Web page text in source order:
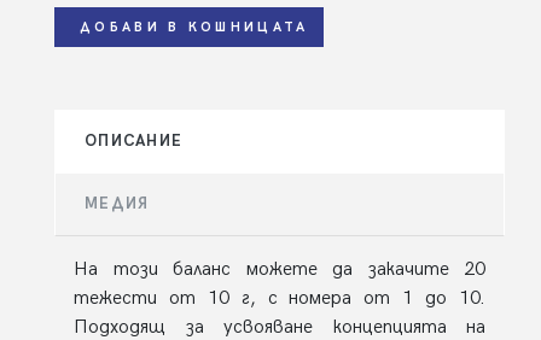
ДОБАВИ В КОШНИЦАТА
ОПИСАНИЕ
МЕДИЯ
На този баланс можете да закачите 20
тежести от 10 г, с номера от 1 до 10.
Подходящ за усвояване концепцията на